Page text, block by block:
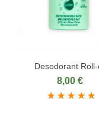
Desodorant Roll-
8,00 €